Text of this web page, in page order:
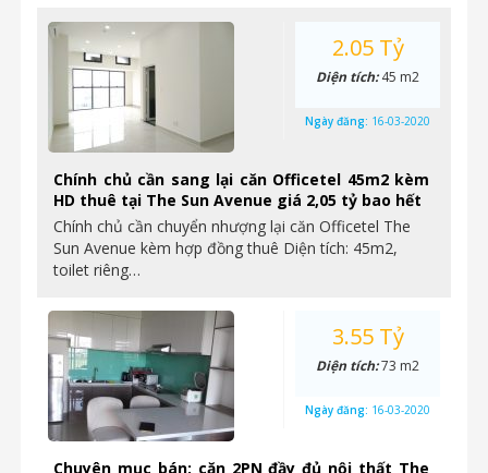
Chính chủ cần sang lại căn Officetel 45m2 kèm
HD thuê tại The Sun Avenue giá 2,05 tỷ bao hết
Chính chủ cần chuyển nhượng lại căn Officetel The
Sun Avenue kèm hợp đồng thuê Diện tích: 45m2,
toilet riêng…
2.05 Tỷ
Diện tích:45 m2
Ngày đăng: 16-03-2020
Chuyên mục bán: căn 2PN đầy đủ nội thất The
3.55 Tỷ
Diện tích:73 m2
Ngày đăng: 16-03-2020